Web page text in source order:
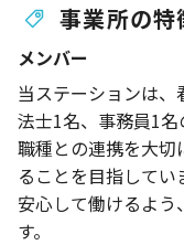
事業所の特
メンバー
当ステーションは
法士1名、事務員1
職種との連携を大
ることを目指して
安心して働けるよ
す。